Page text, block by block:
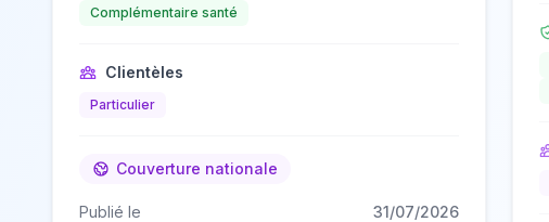
Complémentaire santé
Clientèles
Particulier
Couverture nationale
Publié le 31/07/2026